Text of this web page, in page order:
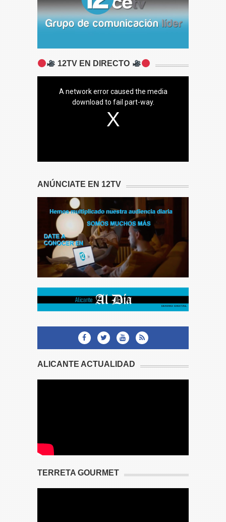
12TV EN DIRECTO
A network error caused the media
download to fail part-way.
ANÚNCIATE EN 12TV
ALICANTE ACTUALIDAD
TERRETA GOURMET